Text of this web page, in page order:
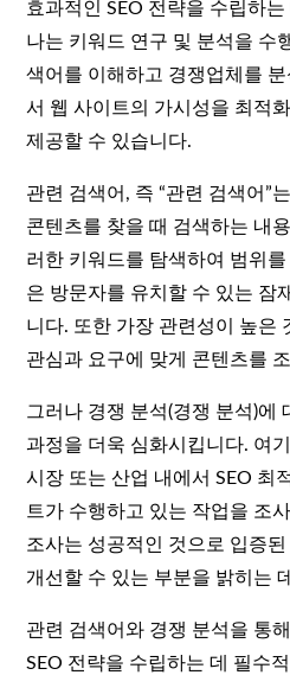
효과적인 SEO 전략을 수립하
나는 키워드 연구 및 분석을 수
색어를 이해하고 경쟁업체를
서 웹 사이트의 가시성을 최적
제공할 수 있습니다.
관련 검색어, 즉 “관련 검색어”
콘텐츠를 찾을 때 검색하는 내
러한 키워드를 탐색하여 범위
은 방문자를 유치할 수 있는 잠
니다. 또한 가장 관련성이 높은
관심과 요구에 맞게 콘텐츠를
그러나 경쟁 분석(경쟁 분석)에
과정을 더욱 심화시킵니다. 여
시장 또는 산업 내에서 SEO 최
트가 수행하고 있는 작업을 조
조사는 성공적인 것으로 입증
개선할 수 있는 부분을 밝히는
관련 검색어와 경쟁 분석을 통
SEO 전략을 수립하는 데 필수